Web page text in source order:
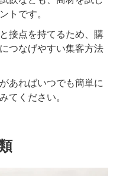
トです。
接点を持てるため、購
つなげやすい集客方法
あればいつでも簡単に
てください。